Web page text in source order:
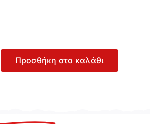
Προσθήκη στο καλάθι